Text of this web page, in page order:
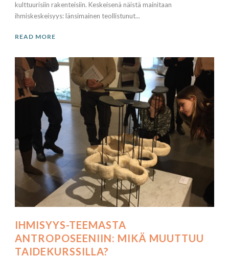
kulttuurisiin rakenteisiin. Keskeisenä näistä mainitaan
ihmiskeskeisyys: länsimainen teollistunut...
READ MORE
IHMISYYS-TEEMASTA
ANTROPOSEENIIN: MIKÄ MUUTTUU
TAIDEKURSSILLA?